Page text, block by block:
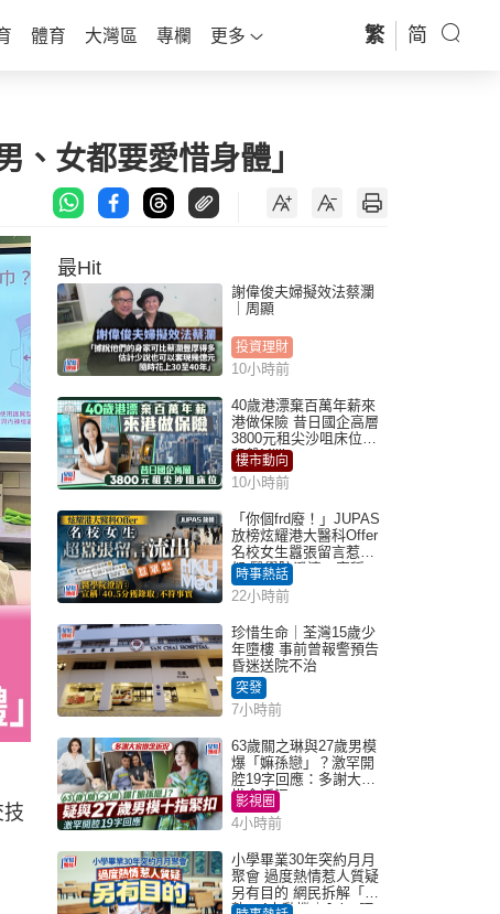
體育 大灣區 專欄 更多 繁 简
女都要愛惜身體」
最Hit
謝偉俊夫婦擬效法蔡瀾
｜周顯
投資理財
10小時前
40歲港漂棄百萬年薪來
港做保險 昔日國企高層
3800元租尖沙咀床位｜
租盤Million
樓市動向
10小時前
「你個frd廢！」JUPAS
放榜炫耀港大醫科Offer
名校女生囂張留言惹眾
怒 醫學院澄清：宣稱
「40.5分獲錄取」不符事
實｜Juicy叮
時事熱話
22小時前
珍惜生命｜荃灣15歲少
年墮樓 事前曾報警預告
昏迷送院不治
突發
7小時前
63歲關之琳與27歲男模
爆「嫲孫戀」？激罕開
腔19字回應：多謝大家
掛念近況
影視圈
4小時前
小學畢業30年突約月月
聚會 過度熱情惹人質疑
另有目的 網民拆解「扮
熟」4大動機｜Juicy叮